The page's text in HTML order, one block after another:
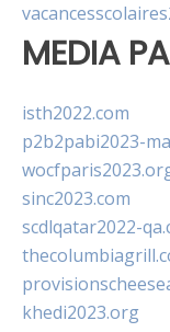
MEDIA
isth2022.com
p2b2pabi2023-
sinc2023.com
scdlqatar2022-
khedi2023.org